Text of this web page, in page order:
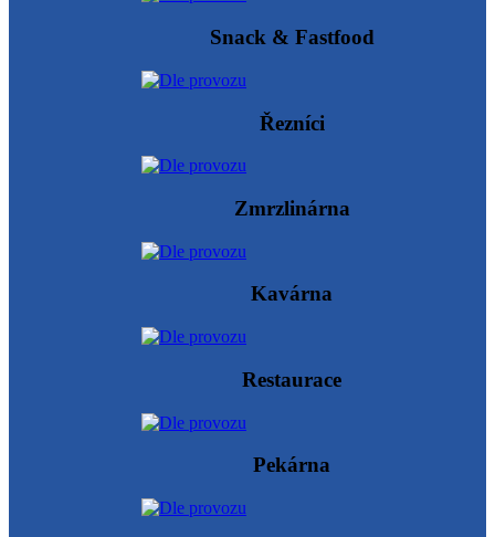
Snack & Fastfood
Řezníci
Zmrzlinárna
Kavárna
Restaurace
Pekárna